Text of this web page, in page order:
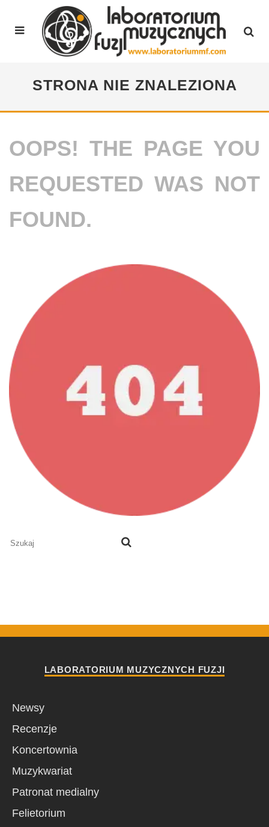
STRONA NIE ZNALEZIONA
OOPS! THE PAGE YOU
REQUESTED WAS NOT
FOUND.
LABORATORIUM MUZYCZNYCH FUZJI
Newsy
Recenzje
Koncertownia
Muzykwariat
Patronat medialny
Felietorium